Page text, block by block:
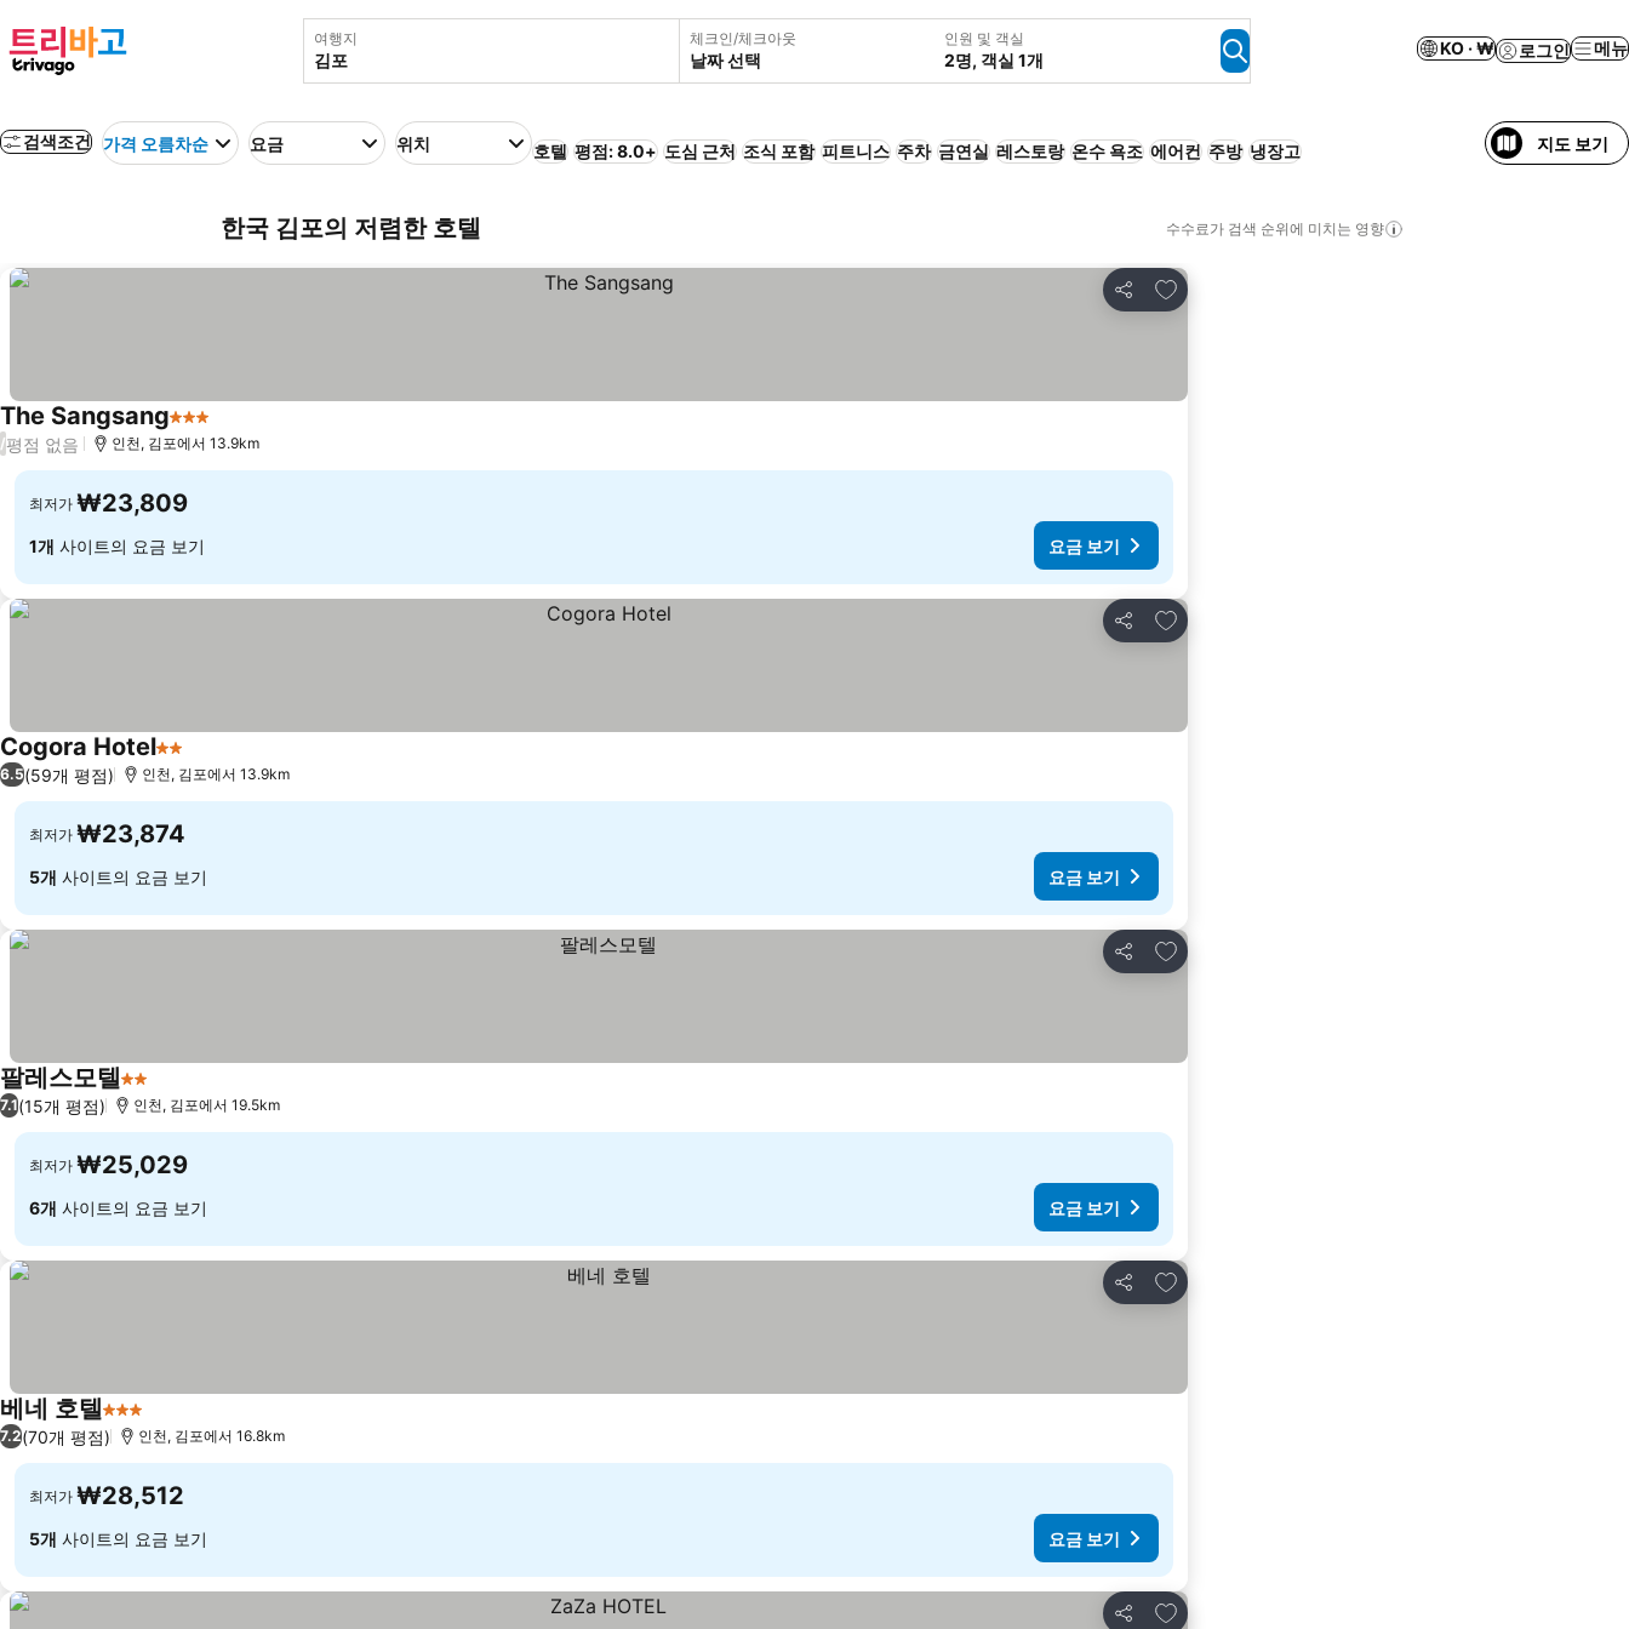
여행지 체크인/체크아웃
날짜 선택
인원 및 객실
2명, 객실 1개
KO · ₩ 로그인 메뉴
검색조건 가격 오름차순 요금 위치 호텔 평점: 8.0+ 도심 근처 조식 포함 피트니스 주차 금연실 레스토랑 온수 욕조 에어컨 주방 냉장고 지도 보기
한국 김포의 저렴한 호텔 수수료가 검색 순위에 미치는 영향
공유
즐겨찾기에 추가
The Sangsang3 성급
/평점 없음 인천, 김포에서 13.9km
최저가 ₩23,809
1개 사이트의 요금 보기 요금 보기
공유
즐겨찾기에 추가
Cogora Hotel2 성급
6.5(59개 평점) 인천, 김포에서 13.9km
최저가 ₩23,874
5개 사이트의 요금 보기 요금 보기
공유
즐겨찾기에 추가
팔레스모텔2 성급
7.1(15개 평점) 인천, 김포에서 19.5km
최저가 ₩25,029
6개 사이트의 요금 보기 요금 보기
공유
즐겨찾기에 추가
베네 호텔3 성급
7.2(70개 평점) 인천, 김포에서 16.8km
최저가 ₩28,512
5개 사이트의 요금 보기 요금 보기
공유
즐겨찾기에 추가